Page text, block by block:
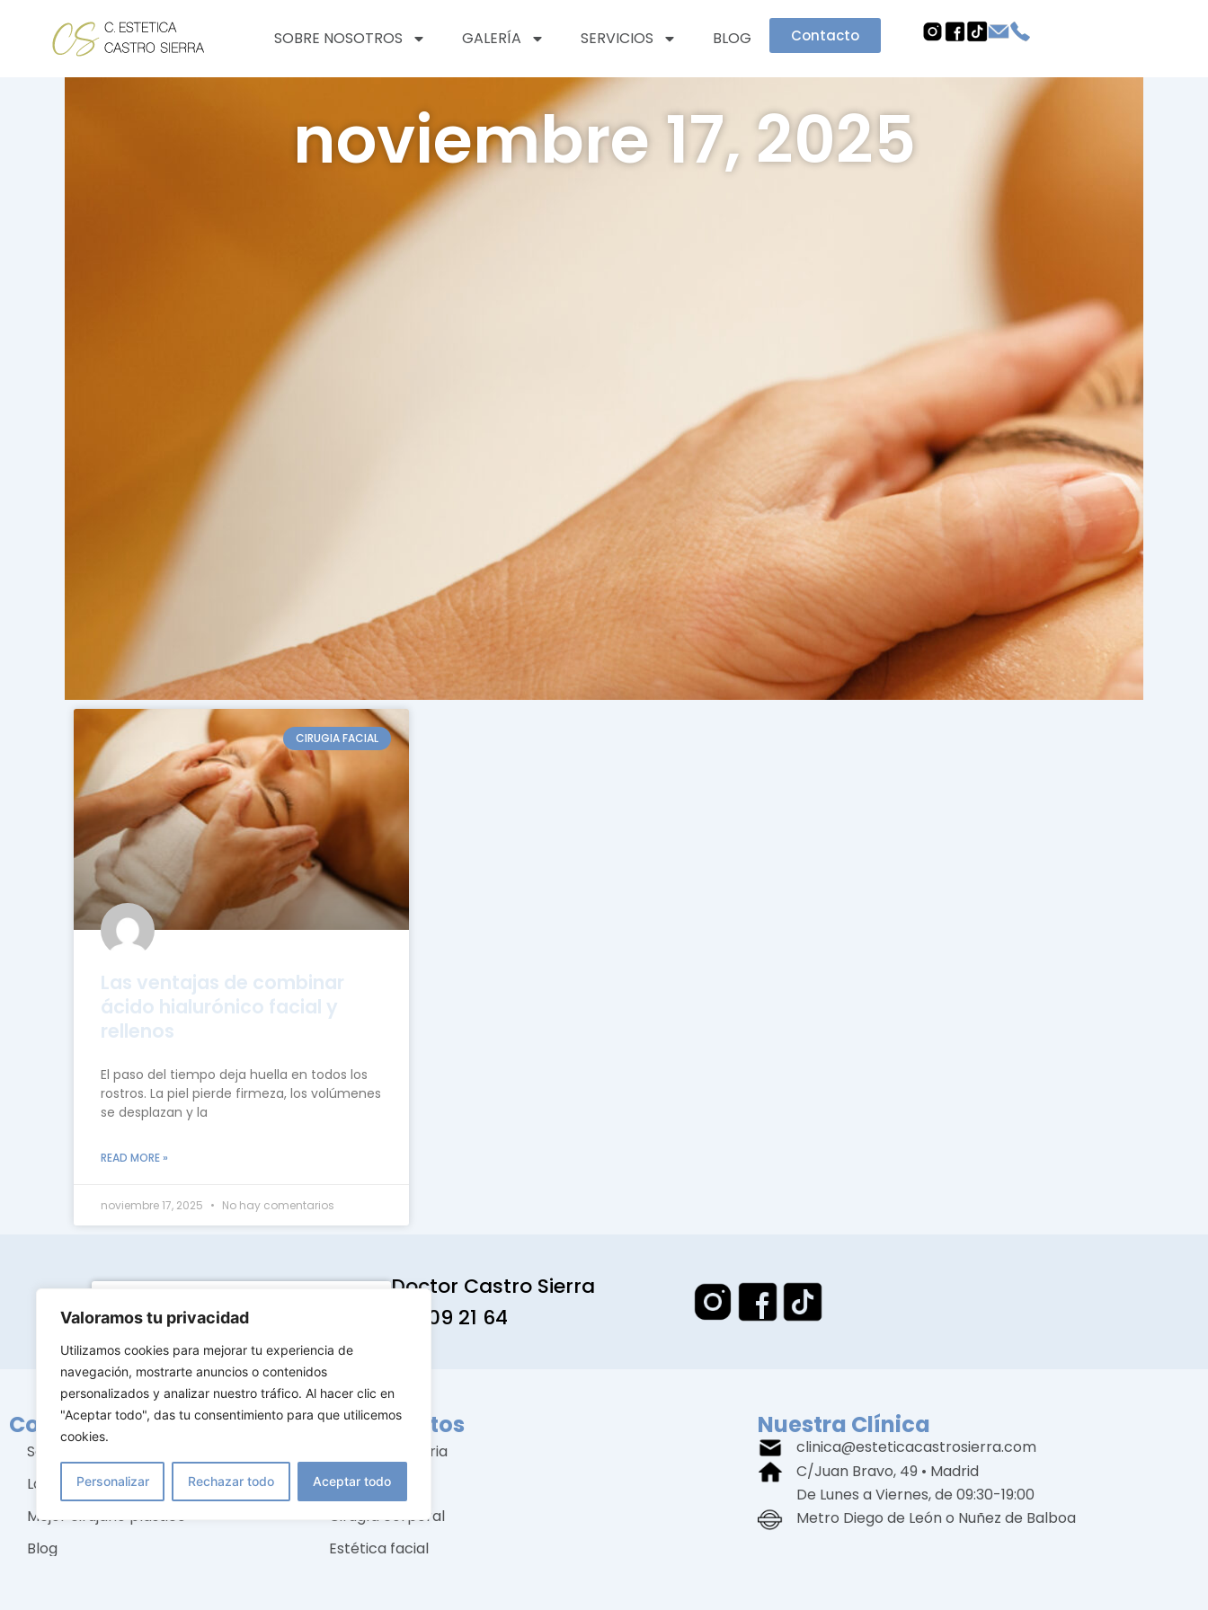
Valoramos tu privacidad
Utilizamos cookies para mejorar tu experiencia de
navegación, mostrarte anuncios o contenidos
personalizados y analizar nuestro tráfico. Al hacer clic en
"Aceptar todo", das tu consentimiento para que utilicemos
cookies.
Personalizar Rechazar todo Aceptar todo
contenido
SOBRE NOSOTROS GALERÍA SERVICIOS BLOG Contacto
noviembre 17, 2025
CIRUGIA FACIAL
Las ventajas de combinar
ácido hialurónico facial y
rellenos
El paso del tiempo deja huella en todos los
rostros. La piel pierde firmeza, los volúmenes
se desplazan y la
READ MORE »
noviembre 17, 2025 No hay comentarios
Doctor Castro Sierra
91 309 21 64
Conócenos
Sobre nosotros
La clínica
Mejor cirujano plástico
Blog
Tratamientos
Cirugía mamaria
Cirugía facial
Cirugía corporal
Estética facial
Nuestra Clínica
clinica@esteticacastrosierra.com
C/Juan Bravo, 49 • Madrid
De Lunes a Viernes, de 09:30-19:00
Metro Diego de León o Nuñez de Balboa